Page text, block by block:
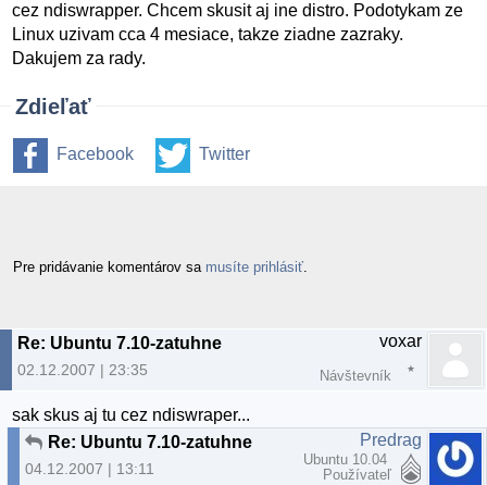
cez ndiswrapper. Chcem skusit aj ine distro. Podotykam ze
Linux uzivam cca 4 mesiace, takze ziadne zazraky.
Dakujem za rady.
Zdieľať
Facebook Twitter
Pre pridávanie komentárov sa musíte prihlásiť
Re: Ubuntu 7.10-zatuhne
02.12.2007 | 23:35
voxar
Návštevník
sak skus aj tu cez ndiswraper...
Re: Ubuntu 7.10-zatuhne
04.12.2007 | 13:11
Predrag
Ubuntu 10.04
Používateľ